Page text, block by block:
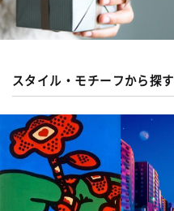
スタイル・モチーフから探す